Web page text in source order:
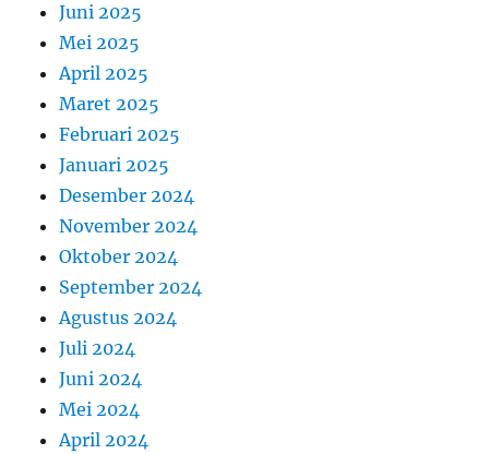
Juni 2025
Mei 2025
April 2025
Maret 2025
Februari 2025
Januari 2025
Desember 2024
November 2024
Oktober 2024
September 2024
Agustus 2024
Juli 2024
Juni 2024
Mei 2024
April 2024